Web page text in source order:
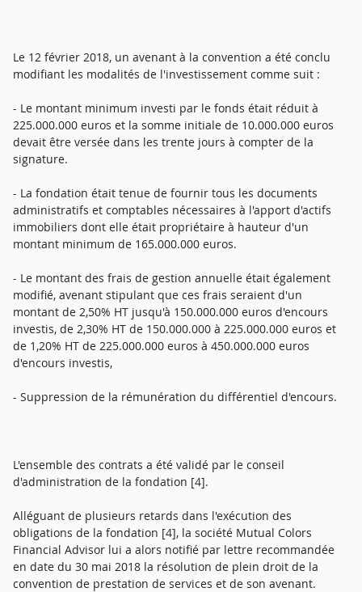
Le 12 février 2018, un avenant à la convention a été conclu
modifiant les modalités de l'investissement comme suit :
- Le montant minimum investi par le fonds était réduit à
225.000.000 euros et la somme initiale de 10.000.000 euros
devait être versée dans les trente jours à compter de la
signature.
- La fondation était tenue de fournir tous les documents
administratifs et comptables nécessaires à l'apport d'actifs
immobiliers dont elle était propriétaire à hauteur d'un
montant minimum de 165.000.000 euros.
- Le montant des frais de gestion annuelle était également
modifié, avenant stipulant que ces frais seraient d'un
montant de 2,50% HT jusqu'à 150.000.000 euros d'encours
investis, de 2,30% HT de 150.000.000 à 225.000.000 euros et
de 1,20% HT de 225.000.000 euros à 450.000.000 euros
d'encours investis,
- Suppression de la rémunération du différentiel d'encours.
L'ensemble des contrats a été validé par le conseil
d'administration de la fondation [4].
Alléguant de plusieurs retards dans l'exécution des
obligations de la fondation [4], la société Mutual Colors
Financial Advisor lui a alors notifié par lettre recommandée
en date du 30 mai 2018 la résolution de plein droit de la
convention de prestation de services et de son avenant.